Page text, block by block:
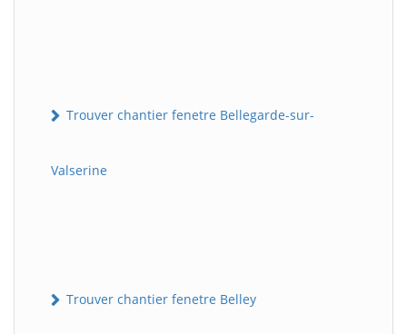
Trouver chantier fenetre Bellegarde-sur-
Valserine
Trouver chantier fenetre Belley